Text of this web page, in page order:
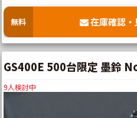
無料 在庫確認
GS400E 500台限定 墨鈴
9人検討中